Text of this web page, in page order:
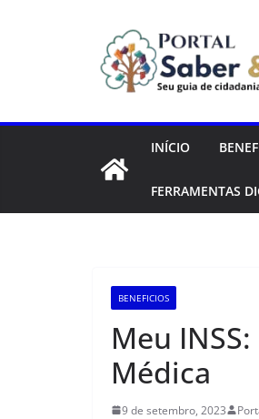
INÍCIO
FERRAMENTAS
BENEFICIOS
Meu
Médica
9 de setembro, 2023